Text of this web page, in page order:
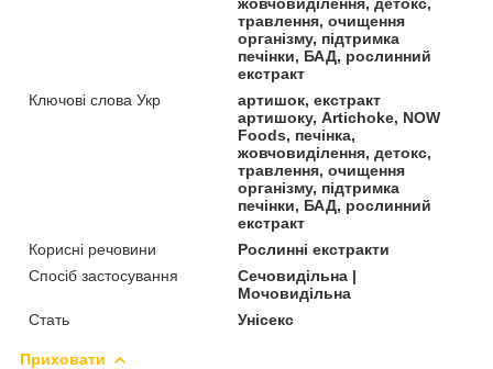
травлення, очищення
організму, підтримка
печінки, БАД, рослинний
екстракт
Ключові слова Укр
артишок, екстракт
артишоку, Artichoke, NOW
Foods, печінка,
жовчовиділення, детокс,
травлення, очищення
організму, підтримка
печінки, БАД, рослинний
екстракт
Корисні речовини
Рослинні екстракти
Спосіб застосування
Сечовидільна |
Мочовидільна
Стать
Унісекс
Приховати